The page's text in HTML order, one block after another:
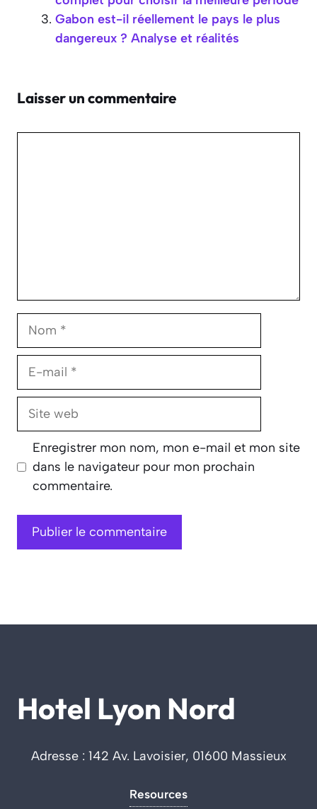
Gabon est-il réellement le pays le plus
dangereux ? Analyse et réalités
Laisser un commentaire
Nom
E-
Site
Enregistrer mon nom, mon e-mail et mon site
dans le navigateur pour mon prochain
commentaire.
Hotel Lyon Nord
Adresse : 142 Av. Lavoisier, 01600 Massieux
Resources